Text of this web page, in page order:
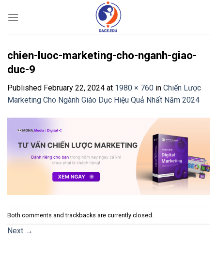
chien-luoc-marketing-cho-nganh-giao-
duc-9
Published February 22, 2024 at 1980 × 760 in Chiến Lược
Marketing Cho Ngành Giáo Dục Hiệu Quả Nhất Năm 2024
Both comments and trackbacks are currently closed.
Next →